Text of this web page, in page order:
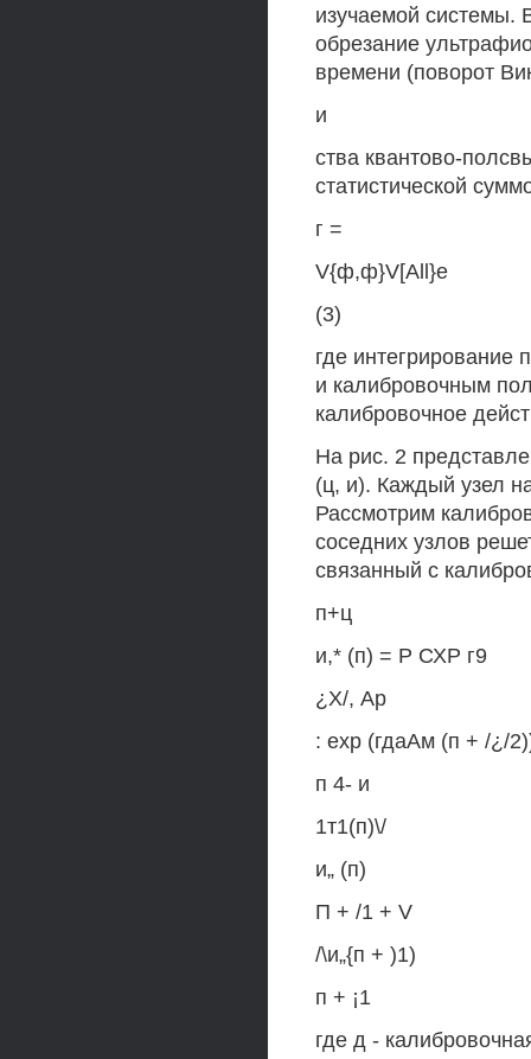
изучаемой системы.
обрезание
времени (поворот
и
ства квантово-
статистической
г =
V{ф,ф}V[All}e
(3)
где
и калибровочным
калибровочное
На рис. 2
(ц, и). Каждый узел
Рассмотрим
соседних узлов
связанный с
п+ц
и,* (п) = Р СХР г9
¿Х/, Ар
: ехр (гдаАм (п + /¿/
п 4- и
1т1(п)\/
и„ (п)
П + /1 + V
/\и„{п + )1)
п + ¡1
где д -